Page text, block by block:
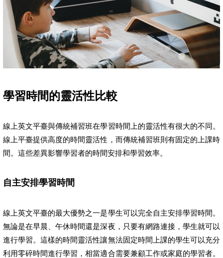
學習時間的靈活性比較
線上英文平臺與傳統補習班在學習時間上的靈活性有很大的不同。
線上平臺提供高度的時間靈活性，而傳統補習班則有固定的上課時
間。這些差異影響學習者的時間安排和學習效率。
自主安排學習時間
線上英文平臺的最大優勢之一是學生可以完全自主安排學習時間。
無論是在早晨、午休時間還是深夜，只要有網路連接，學生就可以
進行學習。這樣的時間靈活性讓無法固定時間上課的學生可以充分
利用零碎時間進行學習，相當適合需要兼顧工作或家庭的學習者。